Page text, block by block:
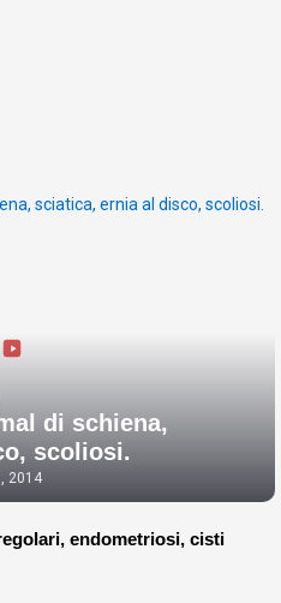
di schiena,
scoliosi.
2014
endometriosi, cisti